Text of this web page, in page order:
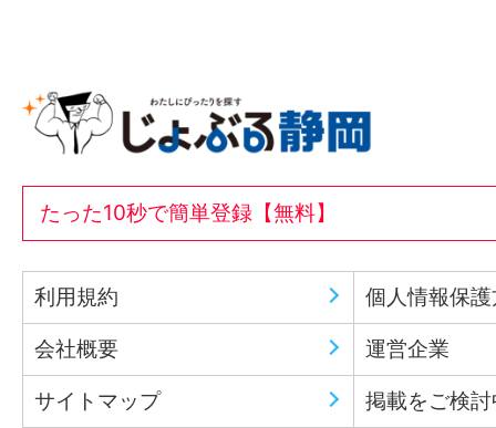
たった10秒で簡単登録【無料】
利用規約 個人情報保
会社概要 運営企業
サイトマップ 掲載をご検